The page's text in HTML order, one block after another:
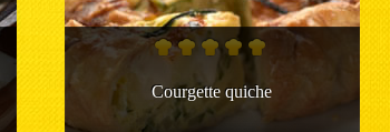
Courgette quiche